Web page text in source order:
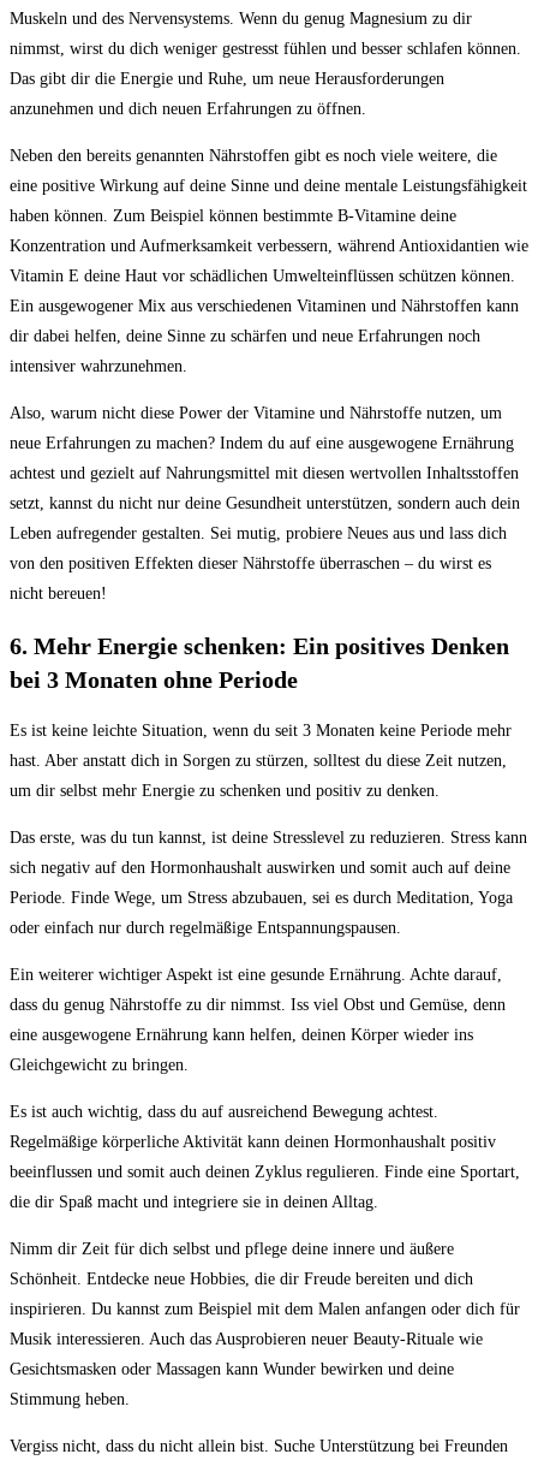
Muskeln und des Nervensystems. Wenn du genug Magnesium zu dir
nimmst, wirst du dich weniger gestresst fühlen und besser schlafen können.
Das gibt dir die Energie und Ruhe, um neue Herausforderungen
anzunehmen und dich neuen Erfahrungen zu öffnen.
Neben den bereits genannten Nährstoffen gibt es noch viele weitere, die
eine positive Wirkung auf deine Sinne und deine mentale Leistungsfähigkeit
haben können. Zum Beispiel können bestimmte B-Vitamine deine
Konzentration und Aufmerksamkeit verbessern, während Antioxidantien wie
Vitamin E deine Haut vor schädlichen Umwelteinflüssen schützen können.
Ein ausgewogener Mix aus verschiedenen Vitaminen und Nährstoffen kann
dir dabei helfen, deine Sinne zu schärfen und neue Erfahrungen noch
intensiver wahrzunehmen.
Also, warum nicht diese Power der Vitamine und Nährstoffe nutzen, um
neue Erfahrungen zu machen? Indem du auf eine ausgewogene Ernährung
achtest und gezielt auf Nahrungsmittel mit diesen wertvollen Inhaltsstoffen
setzt, kannst du nicht nur deine Gesundheit unterstützen, sondern auch dein
Leben aufregender gestalten. Sei mutig, probiere Neues aus und lass dich
von den positiven Effekten dieser Nährstoffe überraschen – du wirst es
nicht bereuen!
6. Mehr Energie schenken: Ein positives Denken
bei 3 Monaten ohne Periode
Es ist keine leichte Situation, wenn du seit 3 Monaten keine Periode mehr
hast. Aber anstatt dich in Sorgen zu stürzen, solltest du diese Zeit nutzen,
um dir selbst mehr Energie zu schenken und positiv zu denken.
Das erste, was du tun kannst, ist deine Stresslevel zu reduzieren. Stress kann
sich negativ auf den Hormonhaushalt auswirken und somit auch auf deine
Periode. Finde Wege, um Stress abzubauen, sei es durch Meditation, Yoga
oder einfach nur durch regelmäßige Entspannungspausen.
Ein weiterer wichtiger Aspekt ist eine gesunde Ernährung. Achte darauf,
dass du genug Nährstoffe zu dir nimmst. Iss viel Obst und Gemüse, denn
eine ausgewogene Ernährung kann helfen, deinen Körper wieder ins
Gleichgewicht zu bringen.
Es ist auch wichtig, dass du auf ausreichend Bewegung achtest.
Regelmäßige körperliche Aktivität kann deinen Hormonhaushalt positiv
beeinflussen und somit auch deinen Zyklus regulieren. Finde eine Sportart,
die dir Spaß macht und integriere sie in deinen Alltag.
Nimm dir Zeit für dich selbst und pflege deine innere und äußere
Schönheit. Entdecke neue Hobbies, die dir Freude bereiten und dich
inspirieren. Du kannst zum Beispiel mit dem Malen anfangen oder dich für
Musik interessieren. Auch das Ausprobieren neuer Beauty-Rituale wie
Gesichtsmasken oder Massagen kann Wunder bewirken und deine
Stimmung heben.
Vergiss nicht, dass du nicht allein bist. Suche Unterstützung bei Freunden